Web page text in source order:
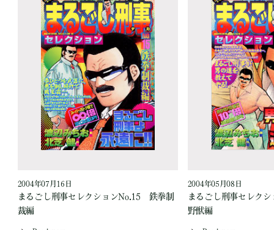
2004年07月16日
まるごし刑事セレクションNo.15 鉄拳制
裁編
2004年05月08日
まるごし刑事セレク
野獣編